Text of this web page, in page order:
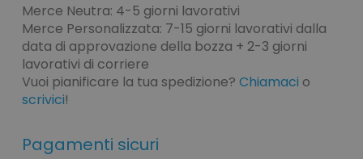
Merce Neutra: 4-5 giorni lavorativi
Merce Personalizzata: 7-15 giorni lavorativi dalla
data di approvazione della bozza + 2-3 giorni
lavorativi di corriere
Vuoi pianificare la tua spedizione? Chiamaci o
scrivici!
Pagamenti sicuri